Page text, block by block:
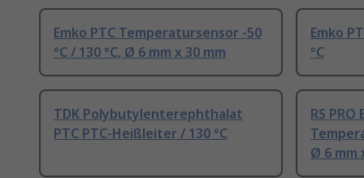
Emko PTC Temperatursensor -50
°C / 130 °C, Ø 6 mm x 30 mm
Emko
°C
TDK Polybutylenterephthalat
PTC PTC-Heißleiter / 130 °C
RS
Ø 6 mm